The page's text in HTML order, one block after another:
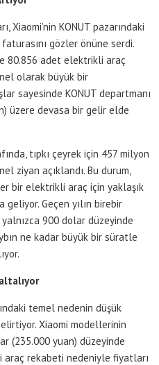
Xiaomi’nin KONUT pazarındaki
gözler önüne serdi.
80.856 adet elektrikli araç
olarak büyük bir
sayesinde KONUT departmanı
üzere devasa bir gelir elde
tıpkı çeyrek için 457 milyon
ziyan açıklandı. Bu durum,
bir elektrikli araç için yaklaşık
Geçen yılın birebir
900 dolar düzeyinde
ne kadar büyük bir süratle
temel nedenin düşük
Xiaomi modellerinin
(235.000 yuan) düzeyinde
araç rekabeti nedeniyle fiyatları